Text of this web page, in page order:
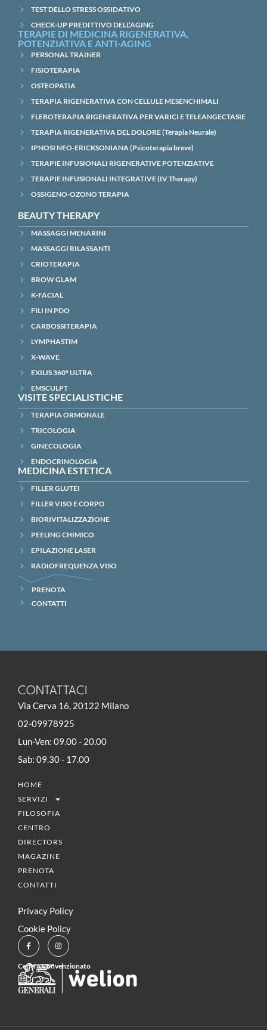
TEST DELLO STRESS OSSIDATIVO
CHECK-UP PREDITTIVO DELL’AGING
TERAPIE DI MEDICINA RIGENERATIVA,
POTENZIATIVA E ANTI-AGING
PERSONAL TRAINER
FISIOTERAPIA
OSTEOPATIA
TERAPIA RIGENERATIVA CON CELLULE MESENCHIMALI
FLEBOTERAPIA RIGENERATIVA PER VARICI E TELEANGECTASIE
TERAPIA RIGENERATIVA DEL DOLORE (Terapia Neurale)
IPNOSI NEO-ERICKSONIANA (Psicoterapia breve)
TERAPIE INFUSIONALI RIGENERATIVE POTENZIATIVE
TERAPIE INFUSIONALI INTEGRATIVE (IV Therapy)
OSSIGENO-OZONO TERAPIA
BEAUTY THERAPY
MASSAGGI MENARINI
MASSAGGI RILASSANTI
CRIOTERAPIA
BROW GLAM
K-FACIAL
FILI IN PDO
CARBOSSITERAPIA
LYMPHASTIM
X-WAVE
EXILIS 360° ULTRA
EMSCULPT
VISITE SPECIALISTICHE
TERAPIA ORMONALE
TRICOLOGIA
GINECOLOGIA
ENDOCRINOLOGIA
MEDICINA ESTETICA
FILLER GLUTEI
FILLER VISO E CORPO
BIORIVITALIZZAZIONE
PEELING CHIMICO
EPILAZIONE LASER
RADIOFREQUENZA VISO
PRENOTA
CONTATTI
CONTATTACI
Via Cerva 16, 20122 Milano
02-09978925
Lun-Ven: 09.00 - 20.00
Sab: 09.30 - 17.00
HOME
SERVIZI
FILOSOFIA
CENTRO
DIRECTORS
MAGAZINE
PRENOTA
CONTATTI
Privacy Policy
Cookie Policy
Centro Convenzionato